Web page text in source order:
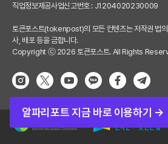
알파리포트 지금 바로 이용하기 →
직업정보제공사업신고번호 : J1204020230009
토큰포스트(tokenpost)의 모든 컨텐츠는 저작권 법
사, 배포 등을 금합니다.
Copyright ⓒ 2026 토큰포스트. All Rights